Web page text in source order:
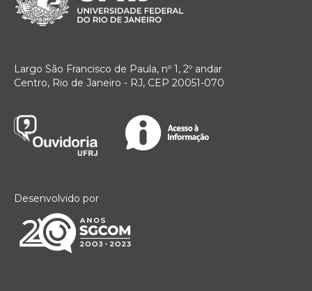
Largo São Francisco de Paula, nº 1, 2º andar
Centro, Rio de Janeiro - RJ, CEP 20051-070
Desenvolvido por